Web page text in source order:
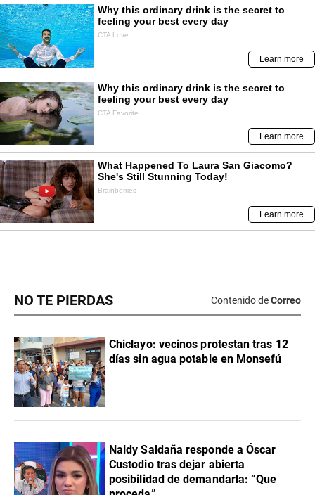
NO TE PIERDAS Contenido deCorreo
Chiclayo: vecinos protestan tras 12
días sin agua potable en Monsefú
Naldy Saldaña responde a Óscar
Custodio tras dejar abierta
posibilidad de demandarla: “Que